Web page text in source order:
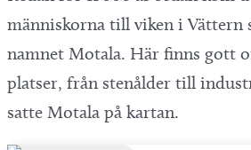
människorna till viken i Vättern
namnet Motala. Här finns gott
platser, från stenålder till
satte Motala på kartan.